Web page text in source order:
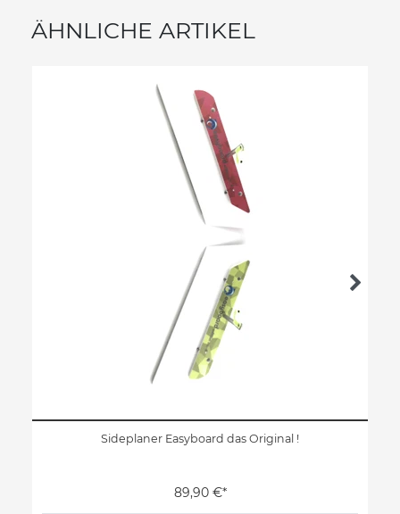
ÄHNLICHE ARTIKEL
Sideplaner Easyboard das Original !
89,90 €*